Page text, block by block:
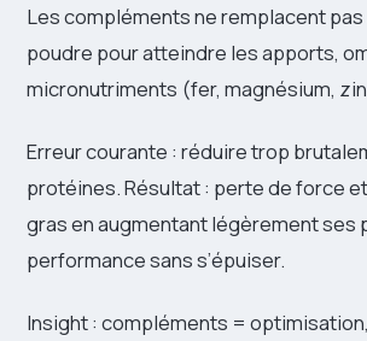
Les compléments ne remplacent
poudre pour atteindre les apports,
micronutriments (fer, magnésium,
Erreur courante : réduire trop
protéines. Résultat : perte de force
gras en augmentant légèrement
performance sans s’épuiser.
Insight : compléments =